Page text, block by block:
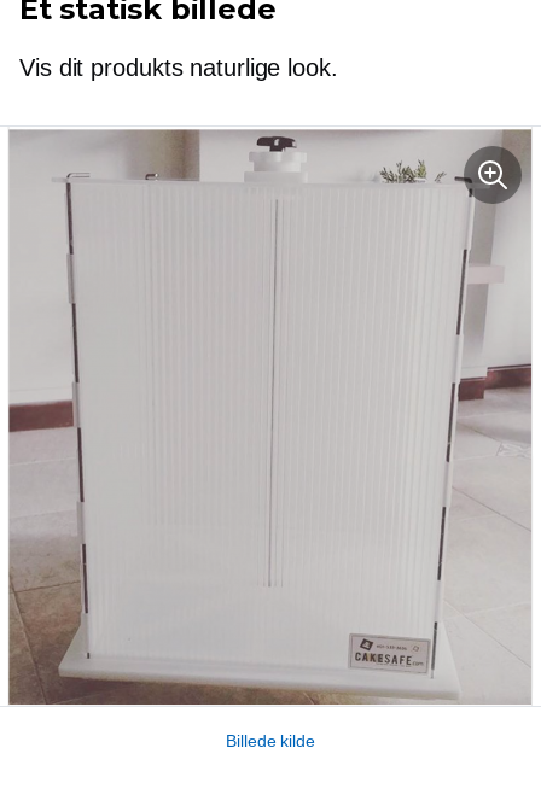
Et statisk billede
Vis dit produkts naturlige look.
Billede kilde